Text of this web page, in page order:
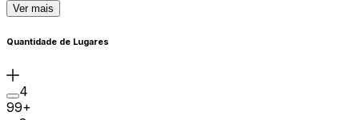
Ver mais
Quantidade de Lugares
4
99+